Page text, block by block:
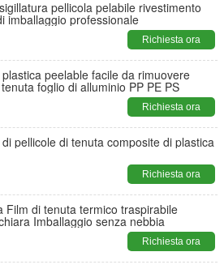
pellicola pelabile rivestimento
imballaggio professionale
Richiesta ora
peelable facile da rimuovere
foglio di alluminio PP PE PS
Richiesta ora
pellicole di tenuta composite di plastica
Richiesta ora
Film di tenuta termico traspirabile
Imballaggio senza nebbia
Richiesta ora